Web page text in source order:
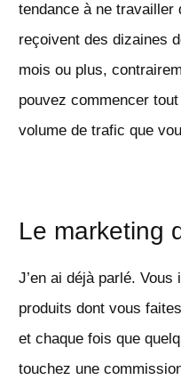
tendance à ne travailler
reçoivent des dizaines
mois ou plus,
pouvez commencer
volume de trafic que
Le marketing
J’en ai déjà parlé.
produits dont vous
et chaque fois que
touchez une